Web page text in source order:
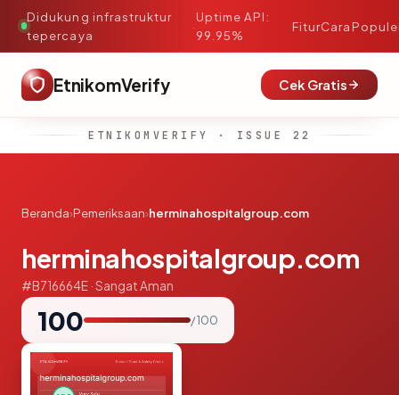
Didukung infrastruktur
tepercaya
·
Uptime API:
99.95%
FiturCara
EtnikomVerify Cek Gratis
ETNIKOMVERIFY · ISSUE 22
Beranda›Pemeriksaan›herminahospitalgroup.com
herminahospitalgroup.com
#B716664E · Sangat Aman
100 / 100